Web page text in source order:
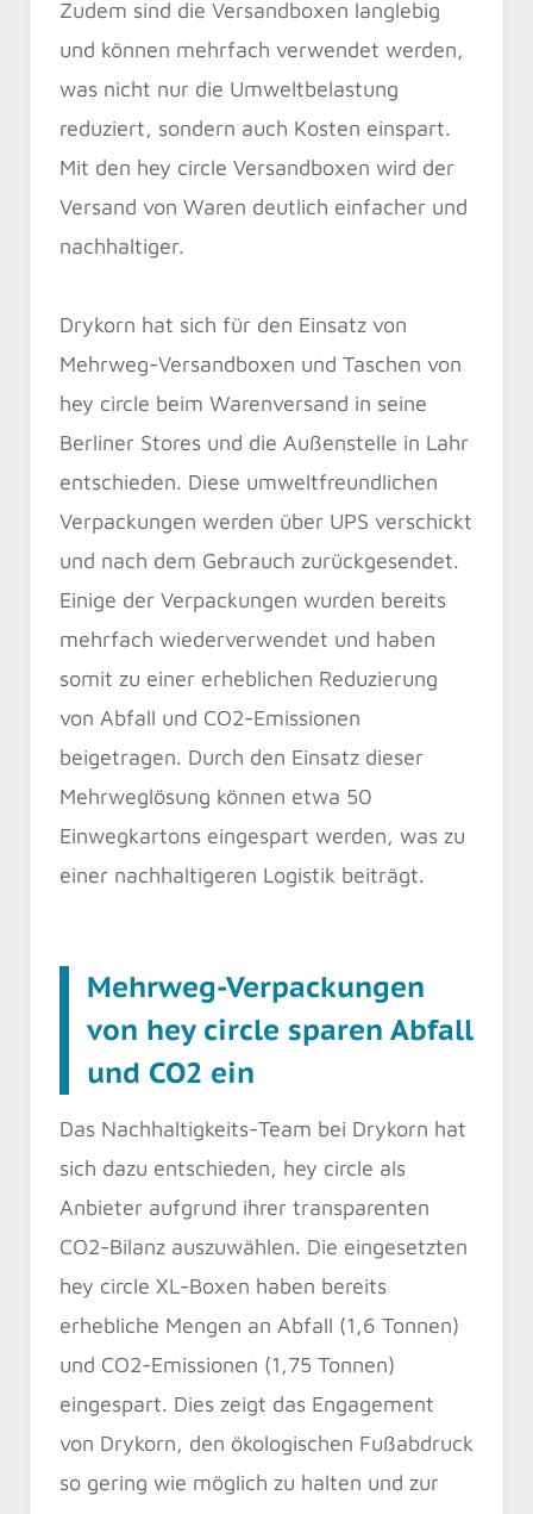
Zudem sind die Versandboxen langlebig
und können mehrfach verwendet werden,
was nicht nur die Umweltbelastung
reduziert, sondern auch Kosten einspart.
Mit den hey circle Versandboxen wird der
Versand von Waren deutlich einfacher und
nachhaltiger.
Drykorn hat sich für den Einsatz von
Mehrweg-Versandboxen und Taschen von
hey circle beim Warenversand in seine
Berliner Stores und die Außenstelle in Lahr
entschieden. Diese umweltfreundlichen
Verpackungen werden über UPS verschickt
und nach dem Gebrauch zurückgesendet.
Einige der Verpackungen wurden bereits
mehrfach wiederverwendet und haben
somit zu einer erheblichen Reduzierung
von Abfall und CO2-Emissionen
beigetragen. Durch den Einsatz dieser
Mehrweglösung können etwa 50
Einwegkartons eingespart werden, was zu
einer nachhaltigeren Logistik beiträgt.
Mehrweg-Verpackungen
von hey circle sparen Abfall
und CO2 ein
Das Nachhaltigkeits-Team bei Drykorn hat
sich dazu entschieden, hey circle als
Anbieter aufgrund ihrer transparenten
CO2-Bilanz auszuwählen. Die eingesetzten
hey circle XL-Boxen haben bereits
erhebliche Mengen an Abfall (1,6 Tonnen)
und CO2-Emissionen (1,75 Tonnen)
eingespart. Dies zeigt das Engagement
von Drykorn, den ökologischen Fußabdruck
so gering wie möglich zu halten und zur